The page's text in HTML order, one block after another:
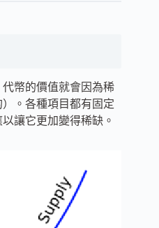
幣的價值就會因為稀
。各種項目都有固定
讓它更加變得稀缺。